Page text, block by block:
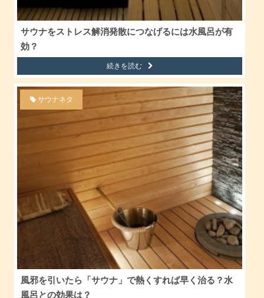
サウナをストレス解消発散につなげるには水風呂が有
効？
続きを読む
サウナネタ
風邪を引いたら「サウナ」で熱くすれば早く治る？水
風呂との効果は？